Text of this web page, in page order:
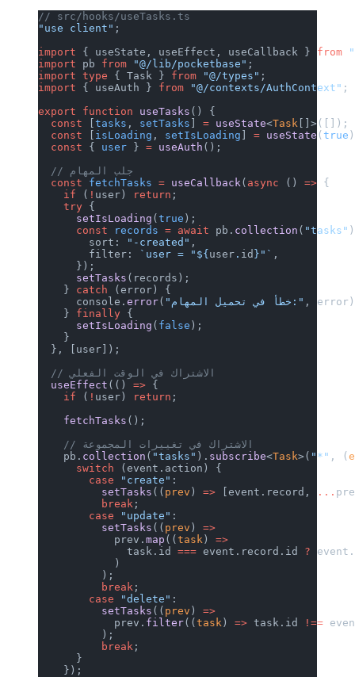
// src/hooks/useTasks.ts
"use client"
import { useState, useEffect, useCallback } from
import pb from "@/lib/pocketbase"
import type { Task } from "@/types"
import { useAuth } from "@/contexts/AuthContext"
export function useTasks () {
  const
[tasks , setTasks ] useState<Task
[]>([]);
  const
[ isLoading , setIsLoading ] useState ( true
  const
{ user } useAuth ();
  // جلب المهام
  const
fetchTasks = useCallback (async () => {
    if
( !user) return
    try
{
      setIsLoading
( true );
      const
records = await pb.collection ("tasks"
        sort:
"-created"
        filter:
`user = "${user . id }"`
      });
      setTasks
(records);
    }
catch
(error) {
      console.
error ( "خطأ في تحميل المهام:"
,
    }
finally {
      setIsLoading
(false );
    }
  }, [user]);
  // الاشتراك في الوقت الفعلي
  useEffect
(() => {
    if
( !user) return
    fetchTasks
();
    // الاشتراك في تغييرات المجموعة
    pb.
collection ("tasks" ).subscribe<Task >( "*"
, (
      switch
(event.action) {
        case
"create"
          setTasks
(( prev ) => [event.record, ...
          break
        case
"update"
          setTasks
(( prev ) =>
            prev.
map ((task ) =>
              task.id
=== event.record.id
            )
          );
          break
        case
"delete"
          setTasks
(( prev ) =>
            prev.
filter ((task ) => task.id !==
          );
          break
      }
    });